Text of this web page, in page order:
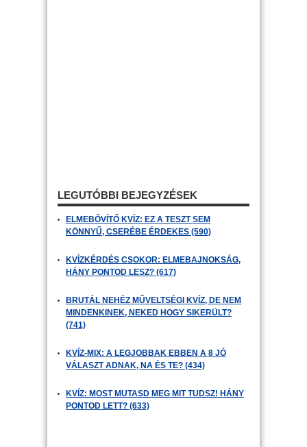
LEGUTÓBBI BEJEGYZÉSEK
ELMEBŐVÍTŐ KVÍZ: EZ A TESZT SEM
KÖNNYŰ, CSERÉBE ÉRDEKES (590)
KVÍZKÉRDÉS CSOKOR: ELMEBAJNOKSÁG,
HÁNY PONTOD LESZ? (617)
BRUTÁL NEHÉZ MŰVELTSÉGI KVÍZ, DE NEM
MINDENKINEK, NEKED HOGY SIKERÜLT?
(741)
KVÍZ-MIX: A LEGJOBBAK EBBEN A 8 JÓ
VÁLASZT ADNAK, NA ÉS TE? (434)
KVÍZ: MOST MUTASD MEG MIT TUDSZ! HÁNY
PONTOD LETT? (633)